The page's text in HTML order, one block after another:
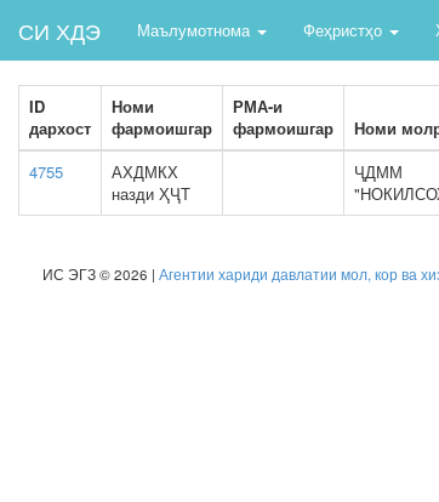
СИ ХДЭ Маълумотнома Феҳристҳо
ID
дархост
Номи
фармоишгар
РМА-и
фармоишгар
Номи
4755
АХДМКХ
назди ҲҶТ
ҶДММ
ИС ЭГЗ © 2026 | Агентии хариди давлатии мол, кор ва